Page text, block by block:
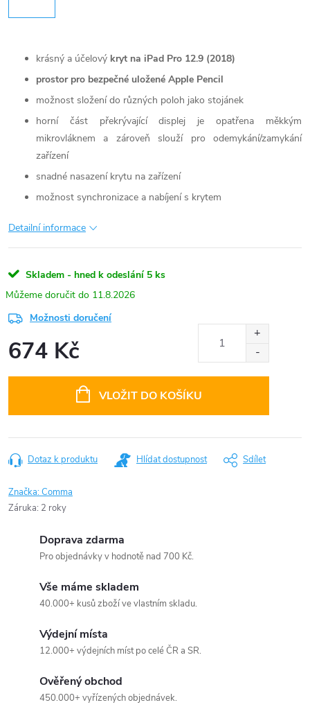
krásný a účelový kryt na iPad Pro 12.9 (2018)
prostor pro bezpečné uložené Apple Pencil
možnost složení do různých poloh jako stojánek
horní část překrývající displej je opatřena měkkým
mikrovláknem a zároveň slouží pro odemykání/zamykání
zařízení
snadné nasazení krytu na zařízení
možnost synchronizace a nabíjení s krytem
Detailní informace
Skladem - hned k odeslání 5 ks
11.8.2026
Možnosti doručení
674 Kč
VLOŽIT DO KOŠÍKU
Dotaz k produktu Hlídat dostupnost Sdílet
Značka:Comma
Záruka: 2 roky
Doprava zdarma
Pro objednávky v hodnotě nad 700 Kč.
Vše máme skladem
40.000+ kusů zboží ve vlastním skladu.
Výdejní místa
12.000+ výdejních míst po celé ČR a SR.
Ověřený obchod
450.000+ vyřízených objednávek.